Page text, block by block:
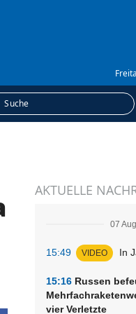
AKTUELLE
07
15:49 VIDEO In
15:16 Russen
vier Verletzte